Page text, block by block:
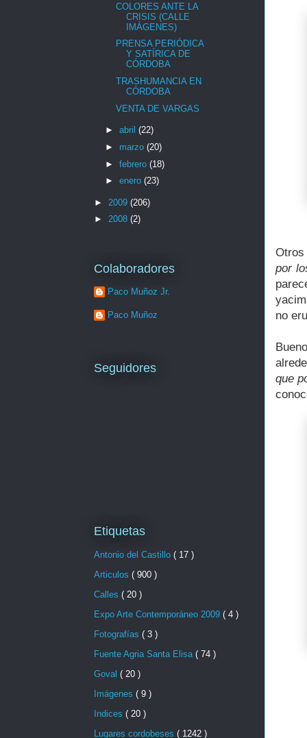
por
no
que
COLORES ANTE LA
CRISIS (CALLE
IMÁGENES)
PRENSA PERIÓDICA
Y SATÍRICA DE
CÓRDOBA
TRASHUMANCIA EN
CÓRDOBA
VENTA DE VARGAS
► abril (22)
► marzo (20)
► febrero (18)
► enero (23)
► 2009 (206)
► 2008 (2)
Colaboradores
Paco Muñoz Jr.
Paco Muñoz
Seguidores
Etiquetas
Antonio del Castillo ( 17 )
Articulos ( 900 )
Calles ( 20 )
Expo Arte Contemporáneo 2009 ( 4 )
Fotografías ( 3 )
Fuente Agria Santa Elisa ( 74 )
Goval ( 20 )
Imágenes ( 9 )
Indices ( 20 )
Lugares cordobeses ( 1242 )